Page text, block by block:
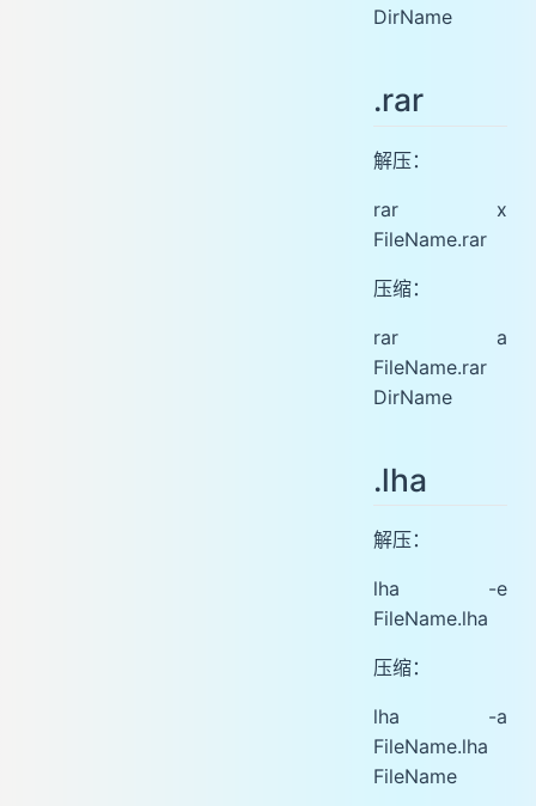
DirName
.rar
解压：
rar x
FileName.rar
压缩：
rar a
FileName.rar
DirName
.lha
解压：
lha -e
FileName.lha
压缩：
lha -a
FileName.lha
FileName